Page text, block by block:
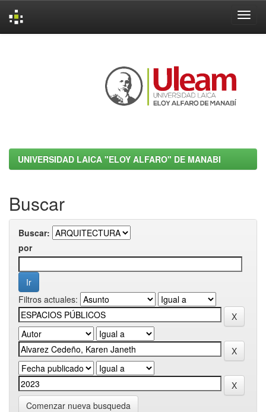
UNIVERSIDAD LAICA "ELOY ALFARO" DE MANABI
Buscar
Buscar:
por
Filtros actuales:
Comenzar nueva busqueda